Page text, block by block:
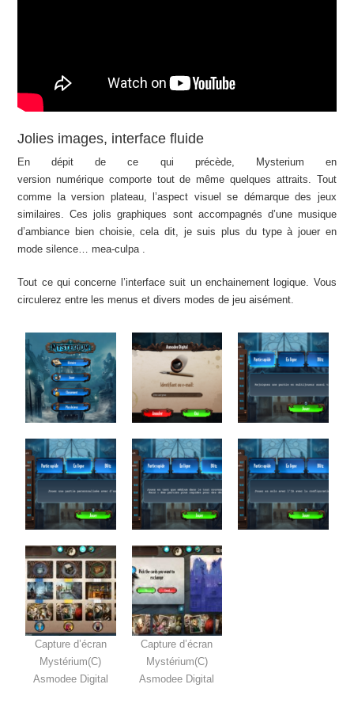
Jolies images, interface fluide
En dépit de ce qui précède, Mysterium en
version numérique comporte tout de même quelques attraits. Tout
comme la version plateau, l’aspect visuel se démarque des jeux
similaires. Ces jolis graphiques sont accompagnés d’une musique
d’ambiance bien choisie, cela dit, je suis plus du type à jouer en
mode silence… mea-culpa .
Tout ce qui concerne l’interface suit un enchainement logique. Vous
circulerez entre les menus et divers modes de jeu aisément.
Capture d’écran
Mystérium(C)
Asmodee Digital
Capture d’écran
Mystérium(C)
Asmodee Digital